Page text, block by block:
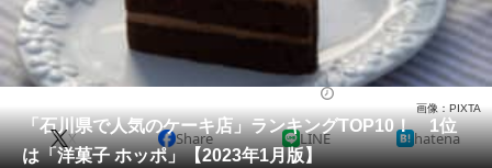
住まい 教育・育児
動物 リサーチ
会員記事
「石川県で人気のケーキ店」ランキングTOP10！ 1位
は「洋菓子 ホッポ」【2023年1月版】
画像：PIXTA
X Share LINE hatena